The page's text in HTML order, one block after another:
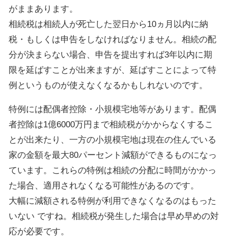
がままあります。
相続税は相続人が死亡した翌日から10ヵ月以内に納
税・もしくは申告をしなければなりません。相続の配
分が決まらない場合、申告を提出すれば3年以内に期
限を延ばすことが出来ますが、延ばすことによって特
例というものが使えなくなるかもしれないのです。
特例には配偶者控除・小規模宅地等があります。配偶
者控除は1億6000万円まで相続税がかからなくするこ
とが出来たり、一方の小規模宅地は現在の住んでいる
家の金額を最大80パーセント減額ができるものになっ
ています。これらの特例は相続の分配に時間がかかっ
た場合、適用されなくなる可能性があるのです。
大幅に減額される特例が利用できなくなるのはもった
いない ですね。相続税が発生した場合は早め早めの対
応が必要です。